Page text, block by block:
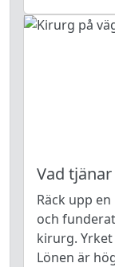
Vad
Räck upp
och
kirurg.
Lönen är